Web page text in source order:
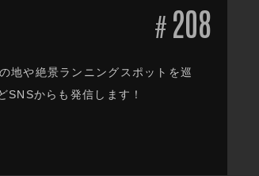
# 208
地や絶景ランニングスポットを巡
からも発信します！